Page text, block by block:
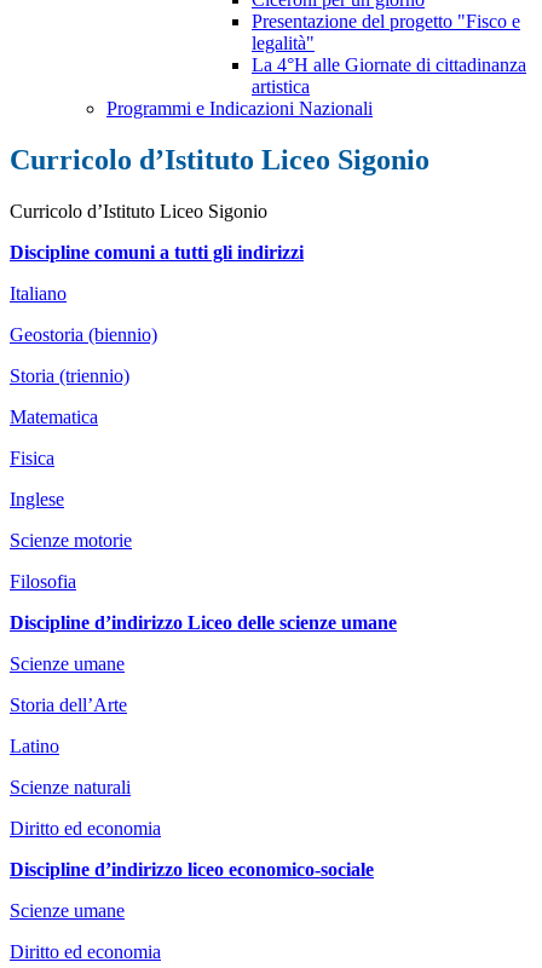
Presentazione del progetto "Fisco e
legalità"
La 4°H alle Giornate di cittadinanza
artistica
Programmi e Indicazioni Nazionali
Curricolo d’Istituto Liceo Sigonio
Curricolo d’Istituto Liceo Sigonio
Discipline comuni a tutti gli indirizzi
Italiano
Geostoria (biennio)
Storia (triennio)
Matematica
Fisica
Inglese
Scienze motorie
Filosofia
Discipline d’indirizzo Liceo delle scienze umane
Scienze umane
Storia dell’Arte
Latino
Scienze naturali
Diritto ed economia
Discipline d’indirizzo liceo economico-sociale
Scienze umane
Diritto ed economia